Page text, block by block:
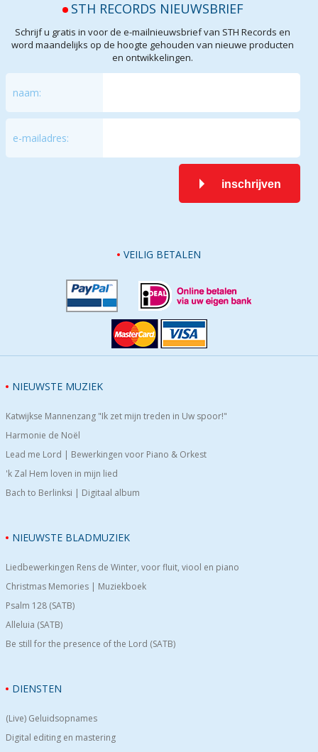
STH RECORDS NIEUWSBRIEF
Schrijf u gratis in voor de e-mailnieuwsbrief van STH Records en
word maandelijks op de hoogte gehouden van nieuwe producten
en ontwikkelingen.
naam:
e-mailadres:
inschrijven
VEILIG BETALEN
NIEUWSTE MUZIEK
Katwijkse Mannenzang "Ik zet mijn treden in Uw spoor!"
Harmonie de Noël
Lead me Lord | Bewerkingen voor Piano & Orkest
'k Zal Hem loven in mijn lied
Bach to Berlinksi | Digitaal album
NIEUWSTE BLADMUZIEK
Liedbewerkingen Rens de Winter, voor fluit, viool en piano
Christmas Memories | Muziekboek
Psalm 128 (SATB)
Alleluia (SATB)
Be still for the presence of the Lord (SATB)
DIENSTEN
(Live) Geluidsopnames
Digital editing en mastering